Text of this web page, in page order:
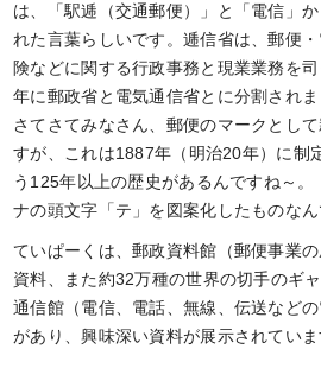
は、「駅逓（交通郵便）」と「電信」
れた言葉らしいです。逓信省は、郵便
険などに関する行政事務と現業業務を
年に郵政省と電気通信省とに分割されま
さてさてみなさん、郵便のマークとし
すが、これは1887年（明治20年）に制
う125年以上の歴史があるんですね～
ナの頭文字「テ」を図案化したものなん
ていぱーくは、郵政資料館（郵便事業
資料、また約32万種の世界の切手のギ
通信館（電信、電話、無線、伝送などの
があり、興味深い資料が展示されていま